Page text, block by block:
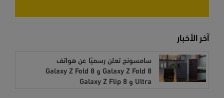
آخر الأخبار
سامسونج تعلن رسميًا عن هواتف
Galaxy Z Fold 8 و Galaxy Z Fold 8
Ultra و Galaxy Z Flip 8